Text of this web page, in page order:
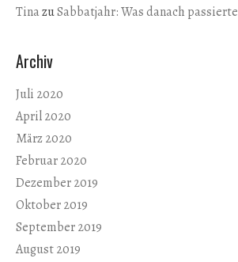
TinazuSabbatjahr: Was danach passierte
Archiv
Juli 2020
April 2020
März 2020
Februar 2020
Dezember 2019
Oktober 2019
September 2019
August 2019